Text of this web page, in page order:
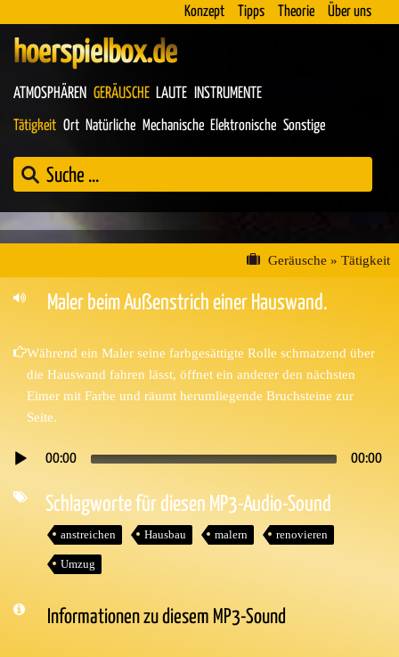
Konzept Tipps Theorie Über uns
hoerspielbox.de
ATMOSPHÄREN GERÄUSCHE LAUTE INSTRUMENTE
Tätigkeit Ort Natürliche Mechanische Elektronische Sonstige
Geräusche » Tätigkeit
Maler beim Außenstrich einer Hauswand.
Während ein Maler seine farbgesättigte Rolle schmatzend über
die Hauswand fahren lässt, öffnet ein anderer den nächsten
Eimer mit Farbe und räumt herumliegende Bruchsteine zur
Seite.
Audio-
00:00 00:00
Schlagworte für diesen MP3-Audio-Sound
anstreichen Hausbau malern renovieren
Umzug
Informationen zu diesem MP3-Sound